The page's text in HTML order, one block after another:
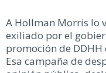
A Hollman Morris lo
exiliado por el
promoción de
Esa campaña de